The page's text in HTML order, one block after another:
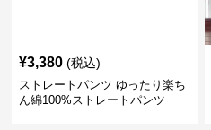
¥3,380 (税込)
ストレートパンツ ゆったり楽ち
ん綿100%ストレートパンツ